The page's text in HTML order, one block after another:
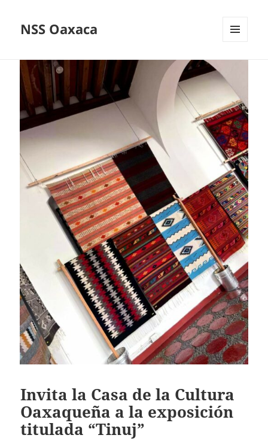
NSS Oaxaca
Invita la Casa de la Cultura
Oaxaqueña a la exposición
titulada “Tinuj”